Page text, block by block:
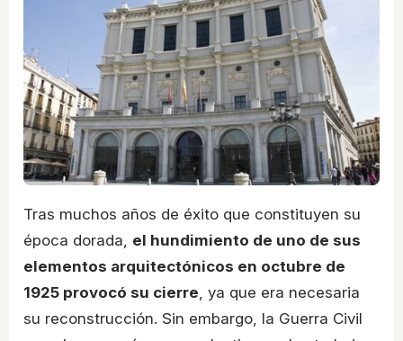
Tras muchos años de éxito que constituyen su
época dorada, el hundimiento de uno de sus
elementos arquitectónicos en octubre de
1925 provocó su cierre , ya que era necesaria
su reconstrucción. Sin embargo, la Guerra Civil